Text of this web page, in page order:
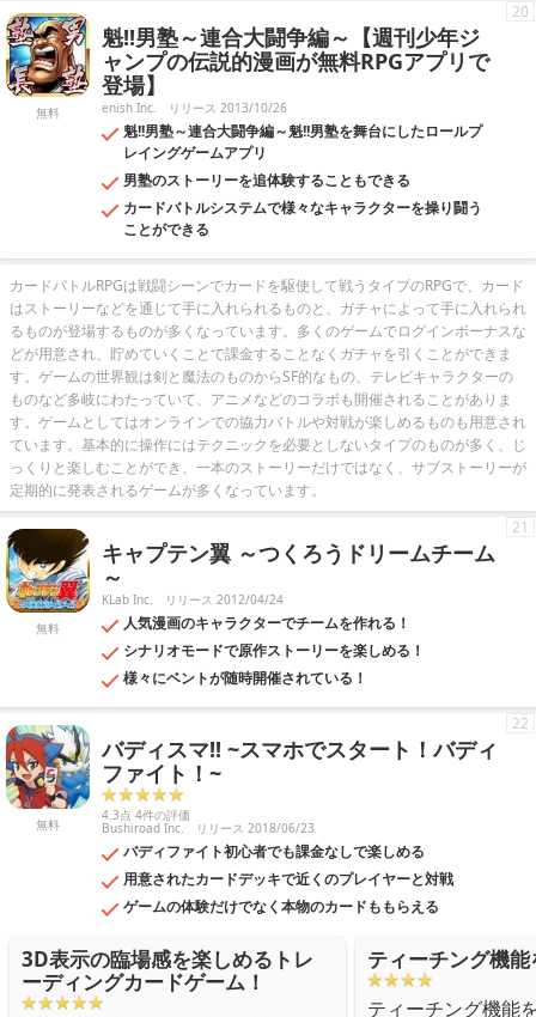
無料
魁!!男塾～連合大闘争編～【週刊少年ジ
ャンプの伝説的漫画が無料RPGアプリで
登場】
enish Inc. リリース 2013/10/26
魁!!男塾～連合大闘争編～魁!!男塾を舞台にしたロールプ
レイングゲームアプリ
男塾のストーリーを追体験することもできる
カードバトルシステムで様々なキャラクターを操り闘う
ことができる
20
カードバトルRPGは戦闘シーンでカードを駆使して戦うタイプのRPGで、カード
はストーリーなどを通じて手に入れられるものと、ガチャによって手に入れられ
るものが登場するものが多くなっています。多くのゲームでログインボーナスな
どが用意され、貯めていくことで課金することなくガチャを引くことができま
す。ゲームの世界観は剣と魔法のものからSF的なもの、テレビキャラクターの
ものなど多岐にわたっていて、アニメなどのコラボも開催されることがありま
す。ゲームとしてはオンラインでの協力バトルや対戦が楽しめるものも用意され
ています。基本的に操作にはテクニックを必要としないタイプのものが多く、じ
っくりと楽しむことができ、一本のストーリーだけではなく、サブストーリーが
定期的に発表されるゲームが多くなっています。
無料
キャプテン翼 ～つくろうドリームチーム
～
KLab Inc. リリース 2012/04/24
人気漫画のキャラクターでチームを作れる！
シナリオモードで原作ストーリーを楽しめる！
様々にベントが随時開催されている！
21
無料
バディスマ!! ~スマホでスタート！バディ
ファイト！~
4.3点 4件の評価
Bushiroad Inc. リリース 2018/06/23
バディファイト初心者でも課金なしで楽しめる
用意されたカードデッキで近くのプレイヤーと対戦
ゲームの体験だけでなく本物のカードももらえる
22
3D表示の臨場感を楽しめるトレ
ーディングカードゲーム！
ティーチング機
ティーチング機能